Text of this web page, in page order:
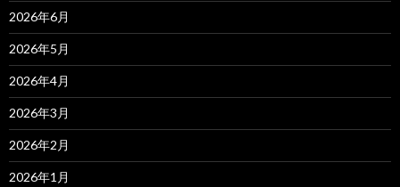
2026年6月
2026年5月
2026年4月
2026年3月
2026年2月
2026年1月